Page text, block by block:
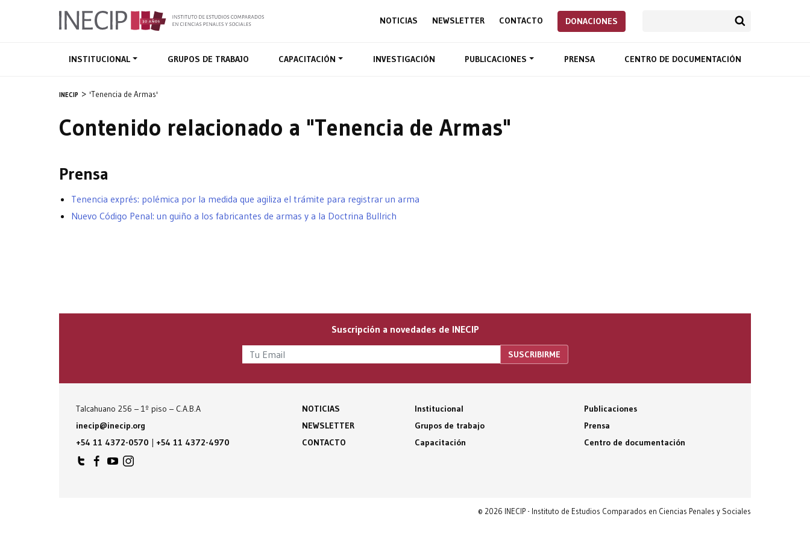
NOTICIAS NEWSLETTER CONTACTO DONACIONES
INSTITUCIONAL GRUPOS DE TRABAJO CAPACITACIÓN INVESTIGACIÓN PUBLICACIONES PRENSA CENTRO DE DOCUMENTACIÓN
INECIP 'Tenencia de Armas'
Contenido relacionado a "Tenencia de Armas"
Prensa
Tenencia exprés: polémica por la medida que agiliza el trámite para registrar un arma
Nuevo Código Penal: un guiño a los fabricantes de armas y a la Doctrina Bullrich
Suscripción a novedades de INECIP
Talcahuano 256 – 1º piso – C.A.B.A
inecip@inecip.org
+54 11 4372-0570 | +54 11 4372-4970
NOTICIAS
NEWSLETTER
CONTACTO
Institucional
Grupos de trabajo
Capacitación
Publicaciones
Prensa
Centro de documentación
© 2026 INECIP - Instituto de Estudios Comparados en Ciencias Penales y Sociales